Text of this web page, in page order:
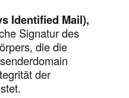
Identified Mail),
Signatur des
die die
der